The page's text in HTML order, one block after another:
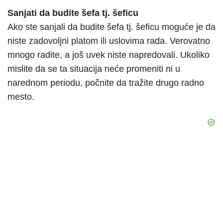
Sanjati da budite šefa tj. šeficu
Ako ste sanjali da budite šefa tj. šeficu moguće je da
niste zadovoljni platom ili uslovima rada. Verovatno
mnogo radite, a još uvek niste napredovali. Ukoliko
mislite da se ta situacija neće promeniti ni u
narednom periodu, počnite da tražite drugo radno
mesto.